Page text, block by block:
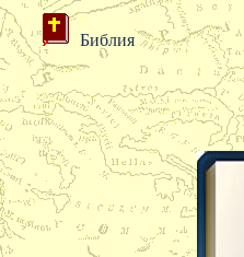
Библия